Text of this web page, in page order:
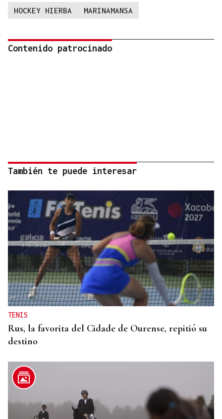
HOCKEY HIERBA MARINAMANSA
Contenido patrocinado
También te puede interesar
TENIS
Rus, la favorita del Cidade de Ourense, repitió su
destino